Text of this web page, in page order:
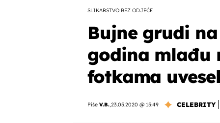
SLIKARSTVO BEZ ODJEĆE
Bujne grudi
godina mlađu
fotkama
Piše V.B.,23.05.2020 @ 15:49 CELEBRITY